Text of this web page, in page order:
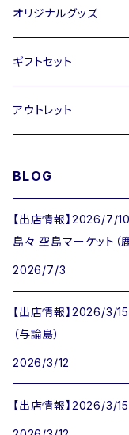
長方形アートパネル
オーシャンアート雑貨
ネックレス
ピアス / イヤリング
ブレスレット
オリジナルグッズ
ギフトセット
アウトレット
BLOG
【出店情報】2026/7/
島々 空島マーケット（
2026/7/3
【出店情報】2026/3/
（与論島）
2026/3/12
【出店情報】2026/3/